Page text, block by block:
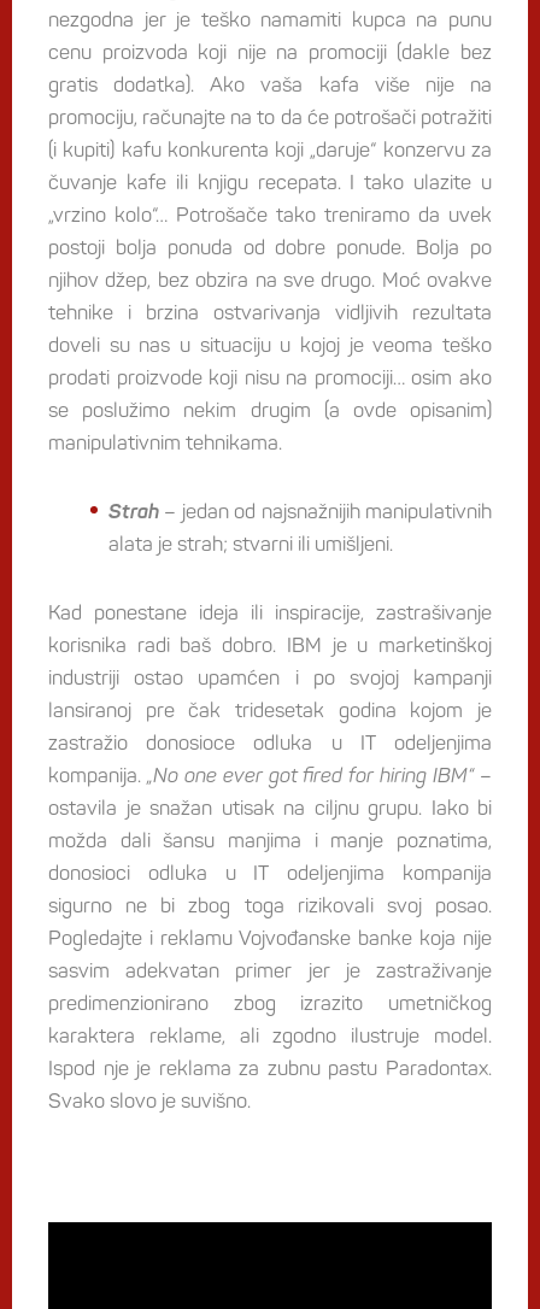
nezgodna jer je teško namamiti kupca na punu
cenu proizvoda koji nije na promociji (dakle bez
gratis dodatka). Ako vaša kafa više nije na
promociju, računajte na to da će potrošači potražiti
(i kupiti) kafu konkurenta koji „daruje“ konzervu za
čuvanje kafe ili knjigu recepata. I tako ulazite u
„vrzino kolo“… Potrošače tako treniramo da uvek
postoji bolja ponuda od dobre ponude. Bolja po
njihov džep, bez obzira na sve drugo. Moć ovakve
tehnike i brzina ostvarivanja vidljivih rezultata
doveli su nas u situaciju u kojoj je veoma teško
prodati proizvode koji nisu na promociji… osim ako
se poslužimo nekim drugim (a ovde opisanim)
manipulativnim tehnikama.
Strah – jedan od najsnažnijih manipulativnih
alata je strah; stvarni ili umišljeni.
Kad ponestane ideja ili inspiracije, zastrašivanje
korisnika radi baš dobro. IBM je u marketinškoj
industriji ostao upamćen i po svojoj kampanji
lansiranoj pre čak tridesetak godina kojom je
zastražio donosioce odluka u IT odeljenjima
kompanija. „No one ever got fired for hiring IBM“–
ostavila je snažan utisak na ciljnu grupu. Iako bi
možda dali šansu manjima i manje poznatima,
donosioci odluka u IT odeljenjima kompanija
sigurno ne bi zbog toga rizikovali svoj posao.
Pogledajte i reklamu Vojvođanske banke koja nije
sasvim adekvatan primer jer je zastraživanje
predimenzionirano zbog izrazito umetničkog
karaktera reklame, ali zgodno ilustruje model.
Ispod nje je reklama za zubnu pastu Paradontax.
Svako slovo je suvišno.